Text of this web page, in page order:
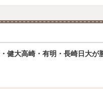
健大高崎・有明・長崎日大